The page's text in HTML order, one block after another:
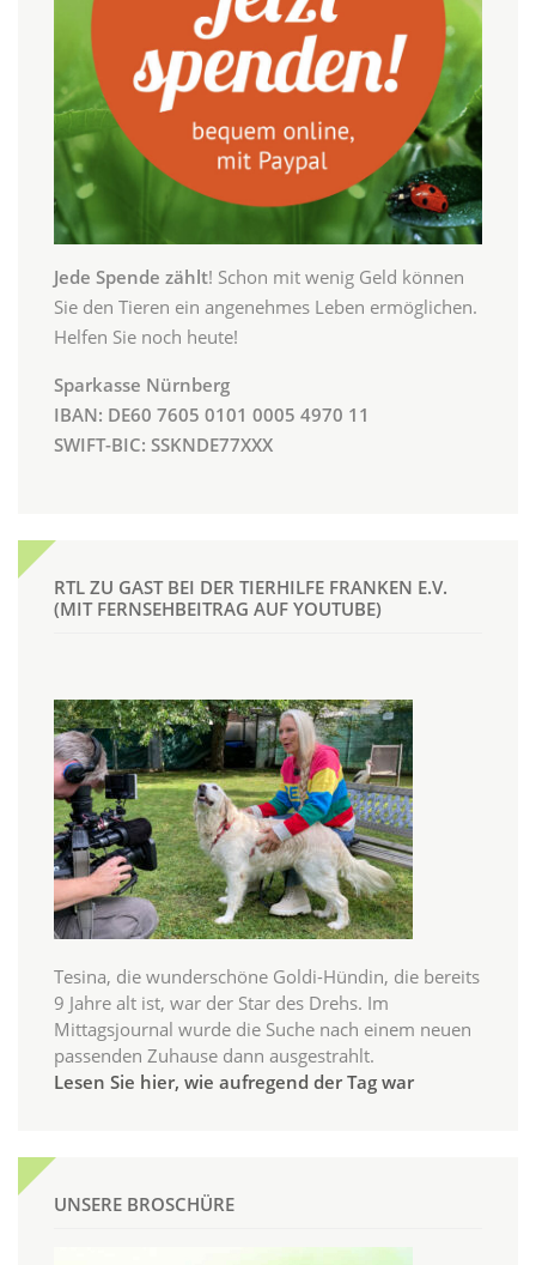
Jede Spende zählt! Schon mit wenig Geld können
Sie den Tieren ein angenehmes Leben ermöglichen.
Helfen Sie noch heute!
Sparkasse Nürnberg
IBAN: DE60 7605 0101 0005 4970 11
SWIFT-BIC: SSKNDE77XXX
RTL ZU GAST BEI DER TIERHILFE FRANKEN E.V.
(MIT FERNSEHBEITRAG AUF YOUTUBE)
Tesina, die wunderschöne Goldi-Hündin, die bereits
9 Jahre alt ist, war der Star des Drehs. Im
Mittagsjournal wurde die Suche nach einem neuen
passenden Zuhause dann ausgestrahlt.
Lesen Sie hier, wie aufregend der Tag war
UNSERE BROSCHÜRE